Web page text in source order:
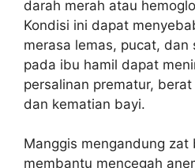
darah merah atau
Kondisi ini dapat
merasa lemas, pucat, dan
pada ibu hamil dapat
persalinan prematur,
dan kematian bayi.
Manggis mengandung zat
membantu mencegah